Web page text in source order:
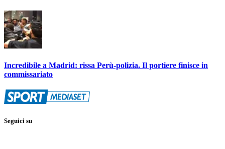
Incredibile a Madrid: rissa Perù-polizia. Il portiere finisce in
commissariato
Seguici su